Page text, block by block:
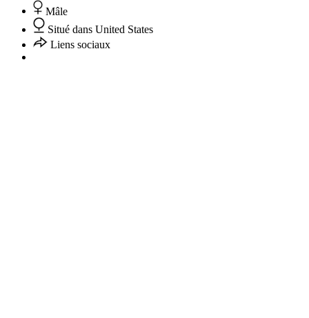
Mâle
Situé dans United States
Liens sociaux